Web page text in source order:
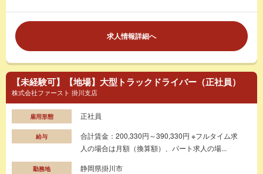
求人情報詳細へ
【未経験可】【地場】大型トラックドライバー（正社員）
株式会社ファースト 掛川支店
雇用形態 正社員
給与
合計賃金：200,330円～390,330円 ※フルタイム求
人の場合は月額（換算額）、パート求人の場...
勤務地 静岡県掛川市